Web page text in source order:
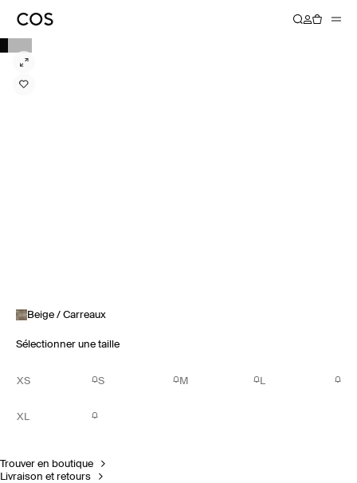
Beige / Carreaux
Sélectionner une taille
XS S M L
XL
Trouver en boutique
Livraison et retours